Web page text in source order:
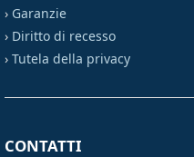
› Garanzie
› Diritto di recesso
› Tutela della privacy
CONTATTI